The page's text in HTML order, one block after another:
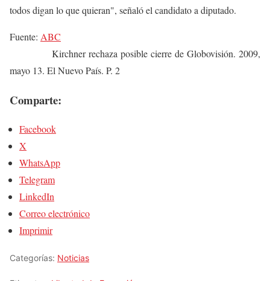
todos digan lo que quieran", señaló el candidato a diputado.
Fuente: ABC
Kirchner rechaza posible cierre de Globovisión. 2009,
mayo 13. El Nuevo País. P. 2
Comparte:
Facebook
X
WhatsApp
Telegram
LinkedIn
Correo electrónico
Imprimir
Categorías: Noticias